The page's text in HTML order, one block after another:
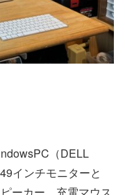
（DELL
インチモニターと
ーカー、充電マウス